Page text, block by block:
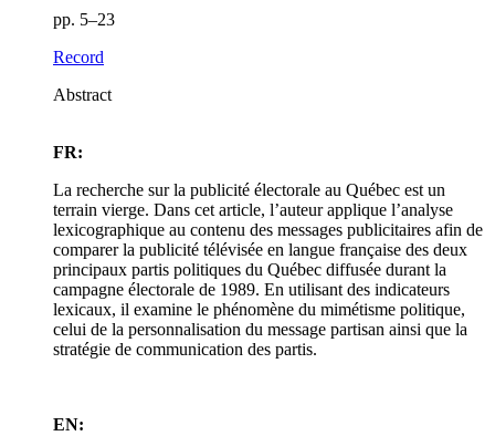
pp. 5–23
Record
Abstract
FR:
La recherche sur la publicité électorale au Québec est un
terrain vierge. Dans cet article, l’auteur applique l’analyse
lexicographique au contenu des messages publicitaires afin de
comparer la publicité télévisée en langue française des deux
principaux partis politiques du Québec diffusée durant la
campagne électorale de 1989. En utilisant des indicateurs
lexicaux, il examine le phénomène du mimétisme politique,
celui de la personnalisation du message partisan ainsi que la
stratégie de communication des partis.
EN: